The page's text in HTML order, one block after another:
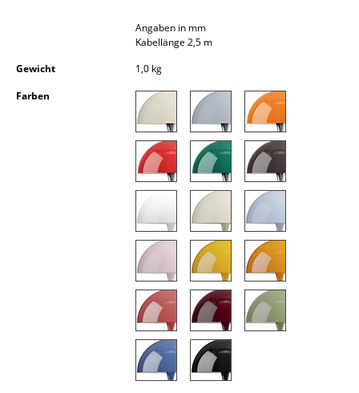
... alle Leuchten
Nachttische & Bettzubehör
Angaben in mm
Kabellänge 2,5 m
Gewicht
1,0 kg
Farben